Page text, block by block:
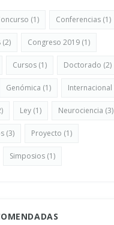
(1) Conferencias (1)
(2) Congreso 2019 (1)
Cursos (1) Doctorado (2)
Genómica (1) Internacional
Ley (1) Neurociencia (3)
(3) Proyecto (1)
Simposios (1)